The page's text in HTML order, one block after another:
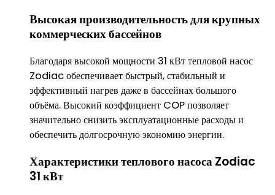
Высокая производительность для крупных
коммерческих бассейнов
Благодаря высокой мощности 31 кВт тепловой насос
Zodiac обеспечивает быстрый, стабильный и
эффективный нагрев даже в бассейнах большого
объёма. Высокий коэффициент COP позволяет
значительно снизить эксплуатационные расходы и
обеспечить долгосрочную экономию энергии.
Характеристики теплового насоса Zodiac
31 кВт